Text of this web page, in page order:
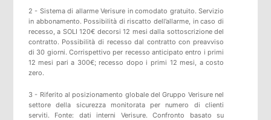
2 - Sistema di allarme Verisure in comodato gratuito. Servizio
in abbonamento. Possibilità di riscatto dell’allarme, in caso di
recesso, a SOLI 120€ decorsi 12 mesi dalla sottoscrizione del
contratto. Possibilità di recesso dal contratto con preavviso
di 30 giorni. Corrispettivo per recesso anticipato entro i primi
12 mesi pari a 300€; recesso dopo i primi 12 mesi, a costo
zero.
3 - Riferito al posizionamento globale del Gruppo Verisure nel
settore della sicurezza monitorata per numero di clienti
serviti. Fonte: dati interni Verisure. Confronto basato su